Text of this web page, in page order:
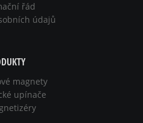
řád
údajů
magnety
upínače